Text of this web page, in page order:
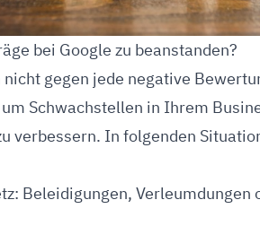
bei Google zu beanstanden?
nicht gegen jede negative
Schwachstellen in Ihrem
verbessern. In folgenden
Beleidigungen,